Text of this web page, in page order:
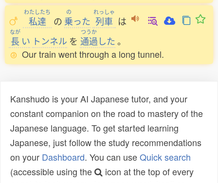
わたしたち
私達 の
の
乗った
れっしゃ
列車 は
なが
長 い トンネル を
つうか
通過した。
Our train went through a long tunnel.
Kanshudo is your AI Japanese tutor, and your
constant companion on the road to mastery of the
Japanese language. To get started learning
Japanese, just follow the study recommendations
on your Dashboard. You can useQuick search
(accessible using the
icon at the top of every